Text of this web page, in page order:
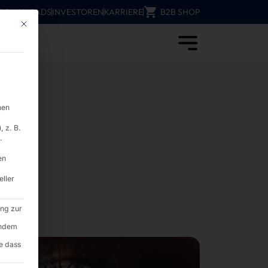
INVESTORENKARRIERE B2B SHOP
Mit diesem Button wird der Dialog geschlossen. Seine Funktionalität
z. B.
zur
dass